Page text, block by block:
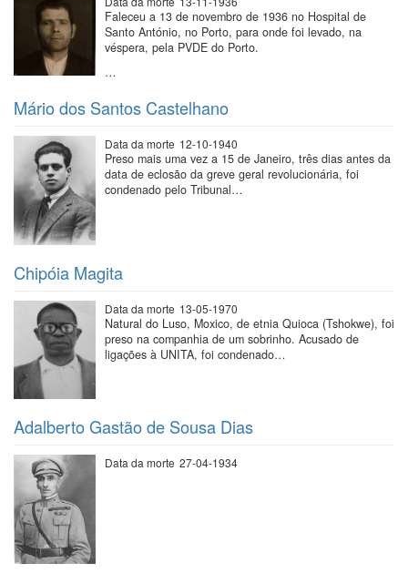
Faleceu a 13 de novembro de 1936 no Hospital de
Santo António, no Porto, para onde foi levado, na
véspera, pela PVDE do Porto.
…
Mário dos Santos Castelhano
Data da morte 12-10-1940
Preso mais uma vez a 15 de Janeiro, três dias antes da
data de eclosão da greve geral revolucionária, foi
condenado pelo Tribunal…
Chipóia Magita
Data da morte 13-05-1970
Natural do Luso, Moxico, de etnia Quioca (Tshokwe), foi
preso na companhia de um sobrinho. Acusado de
ligações à UNITA, foi condenado…
Adalberto Gastão de Sousa Dias
Data da morte 27-04-1934